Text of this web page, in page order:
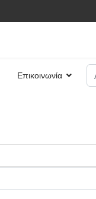
Επικοινωνία